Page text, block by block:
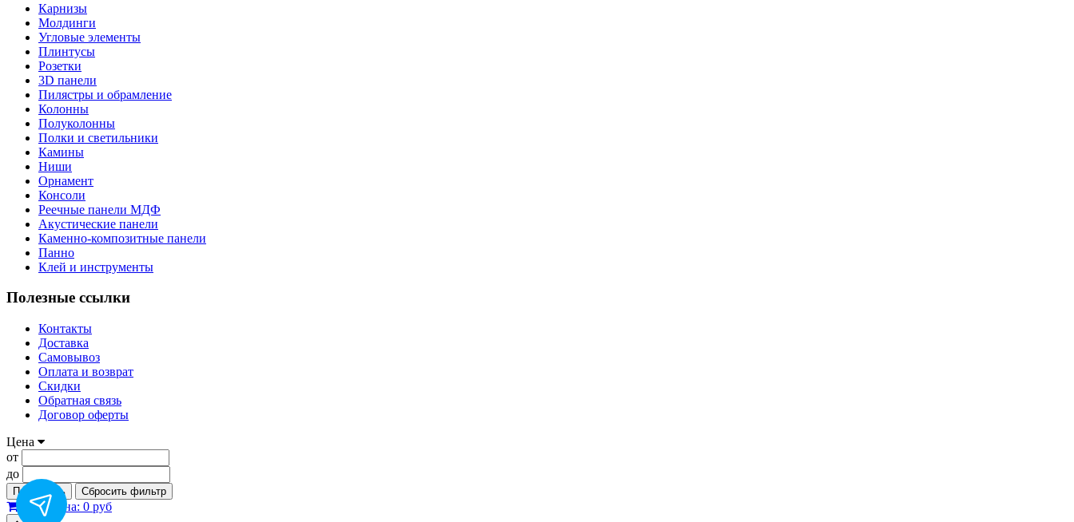
Карнизы
Молдинги
Угловые элементы
Плинтусы
Розетки
3D панели
Пилястры и обрамление
Колонны
Полуколонны
Полки и светильники
Камины
Ниши
Орнамент
Консоли
Реечные панели МДФ
Акустические панели
Каменно-композитные панели
Панно
Клей и инструменты
Полезные ссылки
Контакты
Доставка
Самовывоз
Оплата и возврат
Скидки
Обратная связь
Договор оферты
Цена
от
до
Применить Сбросить фильтр
0Корзина: 0 руб